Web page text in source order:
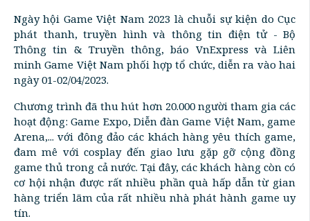
Ngày hội Game Việt Nam 2023 là chuỗi sự kiện do Cục
phát thanh, truyền hình và thông tin điện tử - Bộ
Thông tin & Truyền thông, báo VnExpress và Liên
minh Game Việt Nam phối hợp tổ chức, diễn ra vào hai
ngày 01-02/04/2023.
Chương trình đã thu hút hơn 20.000 người tham gia các
hoạt động: Game Expo, Diễn đàn Game Việt Nam, game
Arena,... với đông đảo các khách hàng yêu thích game,
đam mê với cosplay đến giao lưu gặp gỡ cộng đồng
game thủ trong cả nước. Tại đây, các khách hàng còn có
cơ hội nhận được rất nhiều phần quà hấp dẫn từ gian
hàng triển lãm của rất nhiều nhà phát hành game uy
tín.